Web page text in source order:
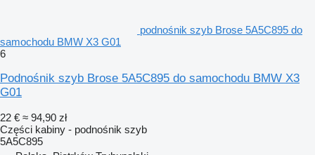
podnośnik szyb Brose 5A5C895 do
samochodu BMW X3 G01
6
Podnośnik szyb Brose 5A5C895 do samochodu BMW X3
G01
22 € ≈ 94,90 zł
Części kabiny - podnośnik szyb
5A5C895